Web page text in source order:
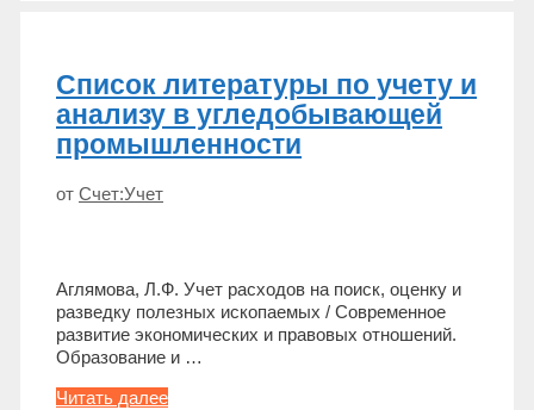
Список литературы по учету и
анализу в угледобывающей
промышленности
от Счет:Учет
Аглямова, Л.Ф. Учет расходов на поиск, оценку и
разведку полезных ископаемых / Современное
развитие экономических и правовых отношений.
Образование и …
Читать далееСписок